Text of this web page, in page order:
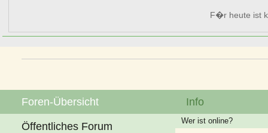
F�r heute ist
Foren-Übersicht
Öffentliches Forum
Info
Wer ist online?